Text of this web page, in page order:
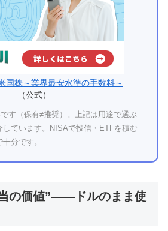
国株～業界最安水準の手数料～
（公式）
す（保有≠推奨）。上記は用途で選ぶ
しています。NISAで投信・ETFを積む
分です。
当の価値”——ドルのまま使